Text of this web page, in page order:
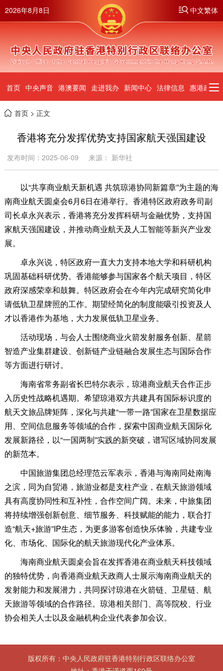
2026年8月8日 中文繁体
首页 中央声音 港澳要闻 走进我办 新闻中心 法律信息 惠港政策
首页> 正文
香港将充分发挥优势支持国家航天强国建设
发布时间：2025-06-09 来源： 新华社
以“共享商业航天新机遇 共筑琼港协同新篇章”为主题的海
南商业航天圆桌会6月6日在港举行。香港特区政府政务司副
司长卓永兴表示，香港将充分发挥科研与金融优势，支持国
家航天强国建设，并推动商业航天及人工智能等新兴产业发
展。
卓永兴说，特区政府一直大力支持本地大学和科研机构
巩固基础科研优势。香港能够参与国家各个航天项目，特区
政府深感荣幸和鼓舞。特区政府会在今年内完成研究简化申
请低轨卫星牌照的工作。期望经简化的制度能吸引投资及人
才以香港作为基地，大力发展低轨卫星业务。
活动现场，与会人士围绕商业火箭发射服务创新、星箭
智造产业集群建设、创新链产业链融合发展生态与国际合作
等方面进行研讨。
海南省常务副省长巴特尔表示，琼港商业航天合作正步
入历史性战略机遇期。希望琼港双方共建具有国际标识度的
航天文旅品牌矩阵，深化与共建“一带一路”国家在卫星数据应
用、空间信息服务等领域的合作，探索中国商业航天国际化
发展新路径，以“一国两制”实践的新突破，谱写区域协同发展
的新范本。
中国旅游集团总经理范云军表示，香港与海南同处南海
之滨，同为自贸港，旅游业都是支柱产业，在航天旅游领域
具有高度协同性和互补性，合作空间广阔。未来，中旅集团
将持续增强创新创意、细节服务、科技赋能的能力，联合打
造“航天+旅游”IP生态，为更多游客创造快乐体验，共建专业
化、市场化、国际化的航天旅游现代化产业体系。
海南商业航天圆桌会旨在发挥香港在商业航天科技领域
的独特优势，向香港商业航天政商人士展示海南商业航天的
发射能力和发展潜力，共同探讨琼港在火箭链、卫星链、航
天旅游等领域的合作路径。琼港相关部门、高等院校、行业
协会相关人士以及金融机构企业代表参加会议。
版权所有：中央人民政府驻香港特别行政区联络办公室